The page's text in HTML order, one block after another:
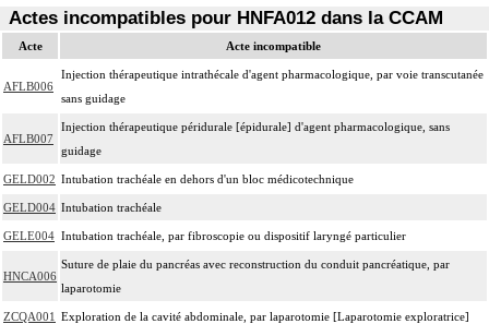
Actes incompatibles pour HNFA012 dans la CCAM
Acte Acte incompatible
AFLB006
Injection thérapeutique intrathécale d'agent pharmacologique, par voie transcutanée
sans guidage
AFLB007
Injection thérapeutique péridurale [épidurale] d'agent pharmacologique, sans
guidage
GELD002 Intubation trachéale en dehors d'un bloc médicotechnique
GELD004 Intubation trachéale
GELE004 Intubation trachéale, par fibroscopie ou dispositif laryngé particulier
HNCA006
Suture de plaie du pancréas avec reconstruction du conduit pancréatique, par
laparotomie
ZCQA001 Exploration de la cavité abdominale, par laparotomie [Laparotomie exploratrice]